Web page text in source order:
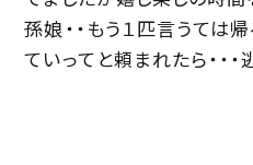
孫娘・・もう１匹言うては
ていってと頼まれたら・・・逃